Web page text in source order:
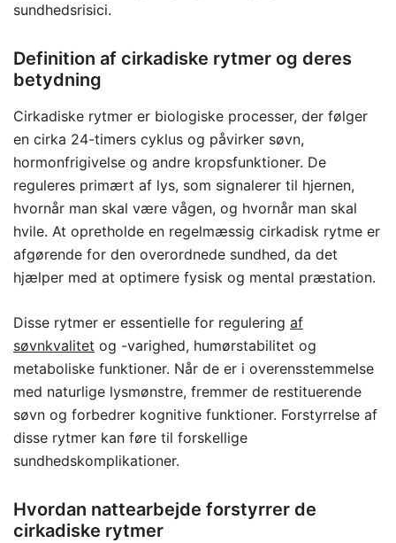
sundhedsrisici.
Definition af cirkadiske rytmer og deres
betydning
Cirkadiske rytmer er biologiske processer, der følger
en cirka 24-timers cyklus og påvirker søvn,
hormonfrigivelse og andre kropsfunktioner. De
reguleres primært af lys, som signalerer til hjernen,
hvornår man skal være vågen, og hvornår man skal
hvile. At opretholde en regelmæssig cirkadisk rytme er
afgørende for den overordnede sundhed, da det
hjælper med at optimere fysisk og mental præstation.
Disse rytmer er essentielle for regulering af
søvnkvalitet og -varighed, humørstabilitet og
metaboliske funktioner. Når de er i overensstemmelse
med naturlige lysmønstre, fremmer de restituerende
søvn og forbedrer kognitive funktioner. Forstyrrelse af
disse rytmer kan føre til forskellige
sundhedskomplikationer.
Hvordan nattearbejde forstyrrer de
cirkadiske rytmer